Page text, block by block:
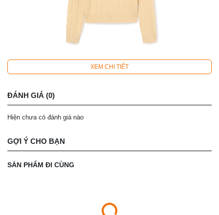
XEM CHI TIẾT
ĐÁNH GIÁ (0)
Hiện chưa có đánh giá nào
GỢI Ý CHO BẠN
SẢN PHẨM ĐI CÙNG